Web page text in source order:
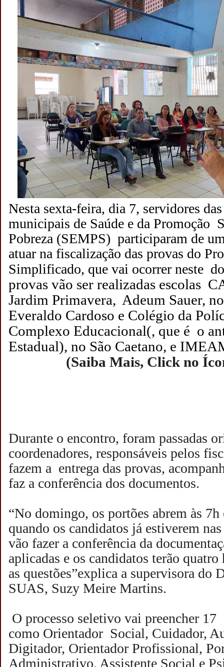
Nesta sexta-feira, dia 7, servidores
municipais de Saúde e da Promoção
Pobreza (SEMPS) participaram de
atuar na fiscalização das provas do
Simplificado, que vai ocorrer neste
provas vão ser realizadas escolas
Jardim Primavera, Adeum Sauer,
Everaldo Cardoso e Colégio da
Complexo Educacional(, que é o
Estadual), no São Caetano, e
(Saiba Mais, Click no
Durante o encontro, foram passadas
coordenadores, responsáveis pelos
fazem a entrega das provas,
faz a conferência dos documentos.
“No domingo, os portões abrem às
quando os candidatos já estiverem
vão fazer a conferência da
aplicadas e os candidatos terão quatro
as questões”explica a supervisora do
SUAS, Suzy Meire Martins.
O processo seletivo vai preencher 17
como Orientador Social, Cuidador,
Digitador, Orientador Profissional,
Administrativo, Assistente Social e